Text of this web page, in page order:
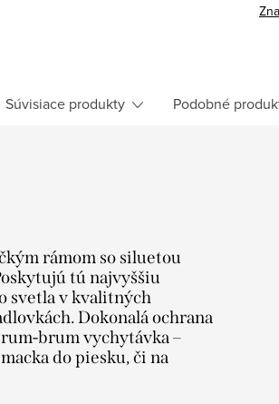
Súvisiace produkty Podobné
rámom so siluetou
tú najvyššiu
svetla v kvalitných
Dokonalá ochrana
brum vychytávka –
do piesku, či na